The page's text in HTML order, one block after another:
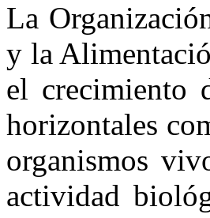
La
y la
el crecimiento
horizontales
organismos
actividad